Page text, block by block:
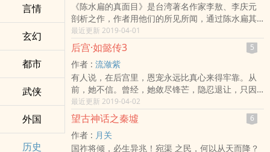
言情
玄幻
都市
武侠
外国
历史
《陈水扁的真面目》是台湾著名作家李敖、李庆元
剖析之作，作者用他们的所见所闻，通过陈水扁其
人其事，剖析其真实面目！陈水扁是小人物，并非
说其他的所谓总统候选人比他大，而是陈水扁是小
人物中比较危险的、比较更烂的，他的朝三暮四、
反复无常，会给台湾招来祸害，此之谓危险；他的
小人得志、A钱枉法，皆非其他烂苹果所能比拟，此
之谓更烂。
最近更新 2019-04-01
后宫·如懿传3 5
作者 : 流潋紫
有人说，在后宫里，恩宠永远比真心来得牢靠。从
前，她不信。曾经，她敛尽锋芒，隐忍退让，只因
他说过定会护她周全。转瞬，却落得冷宫弃妃的下
场。是故人心易变，或是帝王的以退为进？答案已
不重要。重要的是，从踏出冷宫那日起，她不愿也
不甘再做那被深宫掩埋的苍白明珠。从曾经的贴身
丫鬟阿箬，到骄傲跋扈的慧贵妃，再到老谋深算的
最近更新 2019-04-02
望古神话之秦墟 6
作者 : 月关
国祚将倾，必生异兆！宛渠 之民，何以从天而降？